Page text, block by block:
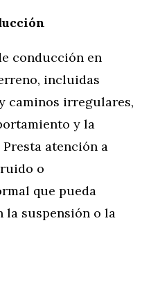
conducción en
incluidas
caminos irregulares,
y la
atención a
o
que pueda
la suspensión o la